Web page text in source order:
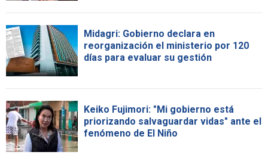
Midagri: Gobierno declara en
reorganización el ministerio por 120
días para evaluar su gestión
Keiko Fujimori: "Mi gobierno está
priorizando salvaguardar vidas" ante el
fenómeno de El Niño